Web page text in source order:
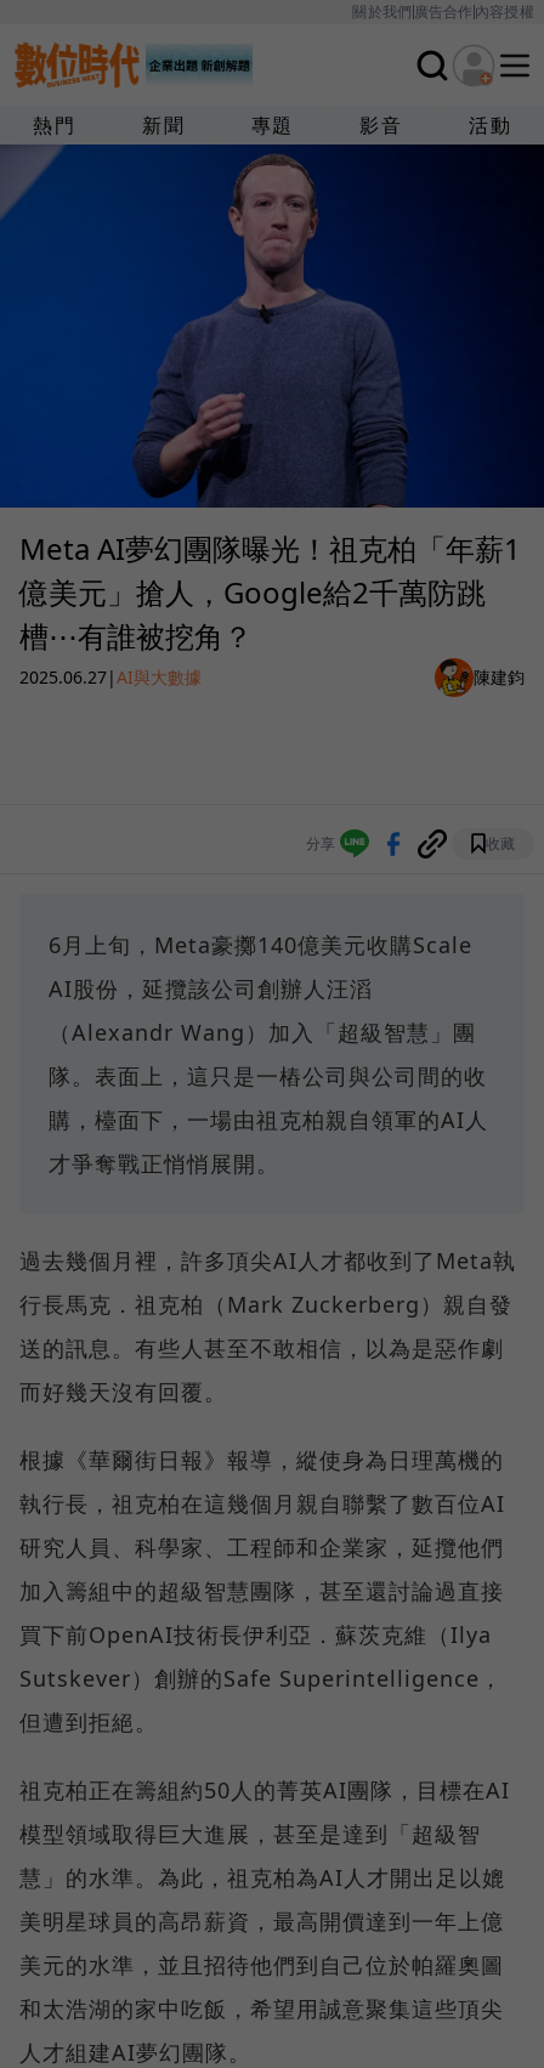
關於我們廣告合作內容授權
熱門 新聞 專題 影音 活動
Meta AI夢幻團隊曝光！祖克柏「年薪1
億美元」搶人，Google給2千萬防跳
槽⋯有誰被挖角？
2025.06.27|AI與大數據 陳建鈞
分享 收藏
6月上旬，Meta豪擲140億美元收購Scale
AI股份，延攬該公司創辦人汪滔
（Alexandr Wang）加入「超級智慧」團
隊。表面上，這只是一樁公司與公司間的收
購，檯面下，一場由祖克柏親自領軍的AI人
才爭奪戰正悄悄展開。
過去幾個月裡，許多頂尖AI人才都收到了Meta執
行長馬克．祖克柏（Mark Zuckerberg）親自發
送的訊息。有些人甚至不敢相信，以為是惡作劇
而好幾天沒有回覆。
根據《華爾街日報》報導，縱使身為日理萬機的
執行長，祖克柏在這幾個月親自聯繫了數百位AI
研究人員、科學家、工程師和企業家，延攬他們
加入籌組中的超級智慧團隊，甚至還討論過直接
買下前OpenAI技術長伊利亞．蘇茨克維（Ilya
Sutskever）創辦的Safe Superintelligence，
但遭到拒絕。
祖克柏正在籌組約50人的菁英AI團隊，目標在AI
模型領域取得巨大進展，甚至是達到「超級智
慧」的水準。為此，祖克柏為AI人才開出足以媲
美明星球員的高昂薪資，最高開價達到一年上億
美元的水準，並且招待他們到自己位於帕羅奧圖
和太浩湖的家中吃飯，希望用誠意聚集這些頂尖
人才組建AI夢幻團隊。